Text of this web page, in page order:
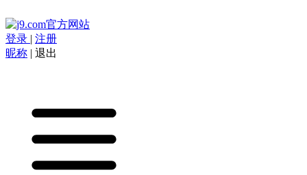
登录 | 注册
昵称 | 退出